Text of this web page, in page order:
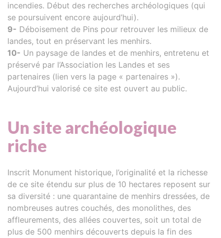
incendies. Début des recherches archéologiques (qui
se poursuivent encore aujourd’hui).
9- Déboisement de Pins pour retrouver les milieux de
landes, tout en préservant les menhirs.
10- Un paysage de landes et de menhirs, entretenu et
préservé par l’Association les Landes et ses
partenaires (lien vers la page « partenaires »).
Aujourd’hui valorisé ce site est ouvert au public.
Un site archéologique
riche
Inscrit Monument historique, l’originalité et la richesse
de ce site étendu sur plus de 10 hectares reposent sur
sa diversité : une quarantaine de menhirs dressées, de
nombreuses autres couchés, des monolithes, des
affleurements, des allées couvertes, soit un total de
plus de 500 menhirs découverts depuis la fin des